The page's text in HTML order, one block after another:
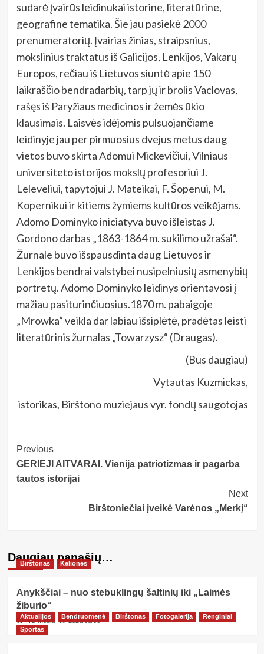
sudarė įvairūs leidinukai istorine, literatūrine,
geografine tematika. Šie jau pasiekė 2000
prenumeratorių. Įvairias žinias, straipsnius,
mokslinius traktatus iš Galicijos, Lenkijos, Vakarų
Europos, rečiau iš Lietuvos siuntė apie 150
laikraščio bendradarbių, tarp jų ir brolis Vaclovas,
rašęs iš Paryžiaus medicinos ir žemės ūkio
klausimais. Laisvės idėjomis pulsuojančiame
leidinyje jau per pirmuosius dvejus metus daug
vietos buvo skirta Adomui Mickevičiui, Vilniaus
universiteto istorijos mokslų profesoriui J.
Leleveliui, tapytojui J. Mateikai, F. Šopenui, M.
Kopernikui ir kitiems žymiems kultūros veikėjams.
Adomo Dominyko iniciatyva buvo išleistas J.
Gordono darbas „1863-1864 m. sukilimo užrašai“.
Žurnale buvo išspausdinta daug Lietuvos ir
Lenkijos bendrai valstybei nusipelniusių asmenybių
portretų. Adomo Dominyko leidinys orientavosi į
mažiau pasiturinčiuosius.1870 m. pabaigoje
„Mrowka“ veikla dar labiau išsiplėtė, pradėtas leisti
literatūrinis žurnalas „Towarzysz“ (Draugas).
(Bus daugiau)
Vytautas Kuzmickas,
istorikas, Birštono muziejaus vyr. fondų saugotojas
Post
Navigation
Previous
GERIEJI AITVARAI. Vienija patriotizmas ir pagarba
tautos istorijai
Next
Birštoniečiai įveikė Varėnos „Merkį“
Daugiau panašių…
Birštonas Kelionės
Anykščiai – nuo stebuklingų šaltinių iki „Laimės
žiburio“
NG Media 2026/08/06
Aktualijos Bendruomenė Birštonas Fotogalerija
Renginiai
Sportas